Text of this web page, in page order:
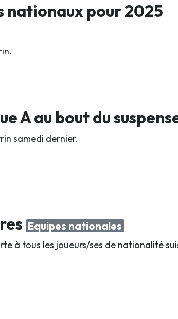
nationaux pour 2025
A au bout du
samedi dernier.
Equipes nationales
à tous les joueurs/ses de nationalité